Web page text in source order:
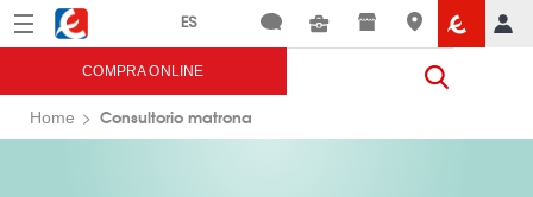
Menú Eroski
COMPRA ONLINE
Home Consultorio matrona